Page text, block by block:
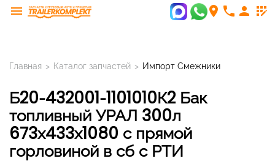
menu room phone person app_registration
Главная > Каталог запчастей > Импорт Смежники
Б20-432001-1101010К2 Бак
топливный УРАЛ 300л
673х433х1080 с прямой
горловиной в сб с РТИ